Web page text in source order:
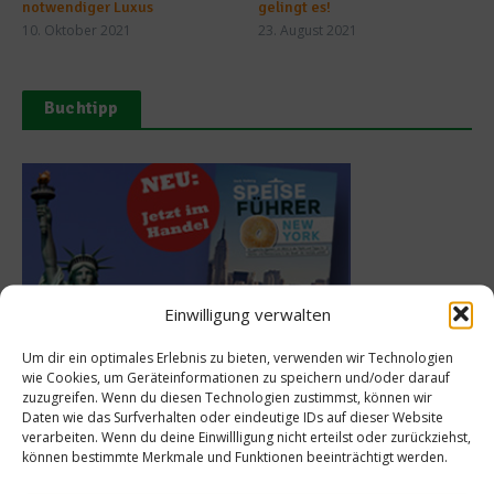
Einwilligung verwalten
Um dir ein optimales Erlebnis zu bieten, verwenden wir Technologien
wie Cookies, um Geräteinformationen zu speichern und/oder darauf
zuzugreifen. Wenn du diesen Technologien zustimmst, können wir
Daten wie das Surfverhalten oder eindeutige IDs auf dieser Website
verarbeiten. Wenn du deine Einwillligung nicht erteilst oder zurückziehst,
können bestimmte Merkmale und Funktionen beeinträchtigt werden.
notwendiger Luxus
10. Oktober 2021
gelingt es!
23. August 2021
Buchtipp
Meistgelesen
Rezept: Deichlammrücken in der
Brotkruste auf Tomatenconfit und